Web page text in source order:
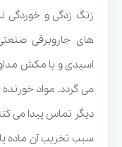
زنگ زدگی و خوردگی
های جاروبرقی
اسیدی و یا مکش
می گردد. مواد
دیگر تماس پیدا می
سبب تخریب آن ماده